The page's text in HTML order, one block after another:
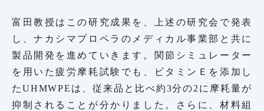
富田教授はこの研究成果を、上述の研究会で発表
し、ナカシマプロペラのメディカル事業部と共に
製品開発を進めていきます。関節シミュレーター
を用いた疲労摩耗試験でも、ビタミンＥを添加し
たUHMWPEは、従来品と比べ約3分の2に摩耗量が
抑制されることが分かりました。さらに、材料組